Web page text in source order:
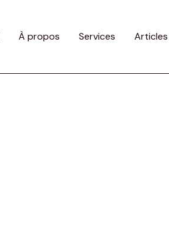
À propos Services Articles